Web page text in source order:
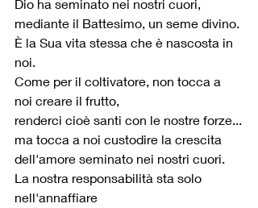
Dio ha seminato nei nostri cuori,
mediante il Battesimo, un seme divino.
È la Sua vita stessa che è nascosta in
noi.
Come per il coltivatore, non tocca a
noi creare il frutto,
renderci cioè santi con le nostre forze...
ma tocca a noi custodire la crescita
dell'amore seminato nei nostri cuori.
La nostra responsabilità sta solo
nell'annaffiare